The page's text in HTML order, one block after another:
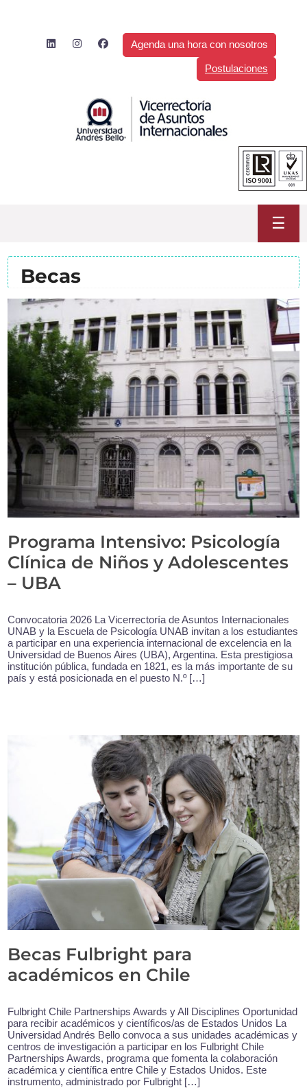
Agenda una hora con nosotros
Postulaciones
☰
Becas
Programa Intensivo: Psicología
Clínica de Niños y Adolescentes
– UBA
Convocatoria 2026 La Vicerrectoría de Asuntos Internacionales
UNAB y la Escuela de Psicología UNAB invitan a los estudiantes
a participar en una experiencia internacional de excelencia en la
Universidad de Buenos Aires (UBA), Argentina. Esta prestigiosa
institución pública, fundada en 1821, es la más importante de su
país y está posicionada en el puesto N.º […]
Becas Fulbright para
académicos en Chile
Fulbright Chile Partnerships Awards y All Disciplines Oportunidad
para recibir académicos y científicos/as de Estados Unidos La
Universidad Andrés Bello convoca a sus unidades académicas y
centros de investigación a participar en los Fulbright Chile
Partnerships Awards, programa que fomenta la colaboración
académica y científica entre Chile y Estados Unidos. Este
instrumento, administrado por Fulbright […]